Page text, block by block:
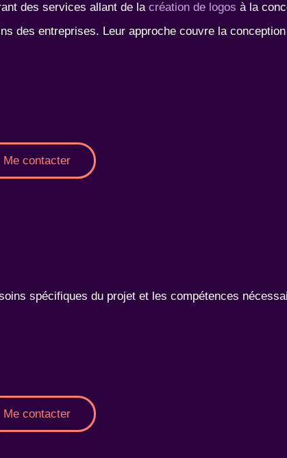
des services allant de la création de logos à la
des entreprises. Leur approche couvre la
Me contacter
spécifiques du projet et les compétences
Me contacter